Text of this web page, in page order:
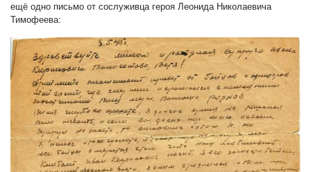
ещё одно письмо от сослуживца героя Леонида Николаевича
Тимофеева: